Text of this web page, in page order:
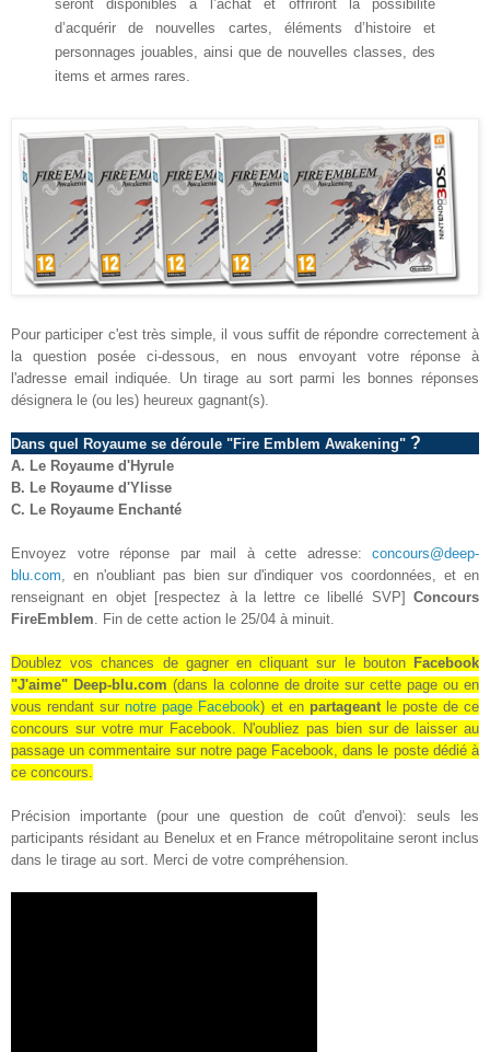
seront disponibles à l’achat et offriront la possibilité
d’acquérir de nouvelles cartes, éléments d’histoire et
personnages jouables, ainsi que de nouvelles classes, des
items et armes rares.
Pour participer c'est très simple, il vous suffit de répondre correctement à
la question posée ci-dessous, en nous envoyant votre réponse à
l'adresse email indiquée. Un tirage au sort parmi les bonnes réponses
désignera le (ou les) heureux gagnant(s).
Dans quel Royaume se déroule "Fire Emblem Awakening" ?
A. Le Royaume d'Hyrule
B. Le Royaume d'Ylisse
C. Le Royaume Enchanté
Envoyez votre réponse par mail à cette adresse: concours@deep-
blu.com, en n'oubliant pas bien sur d'indiquer vos coordonnées, et en
renseignant en objet [respectez à la lettre ce libellé SVP] Concours
FireEmblem. Fin de cette action le 25/04 à minuit.
Doublez vos chances de gagner en cliquant sur le bouton Facebook
"J'aime" Deep-blu.com (dans la colonne de droite sur cette page ou en
vous rendant surnotre page Facebook) et en partageantle poste de ce
concours sur votre mur Facebook. N'oubliez pas bien sur de laisser au
passage un commentaire sur notre page Facebook, dans le poste dédié à
ce concours.
Précision importante (pour une question de coût d'envoi): seuls les
participants résidant au Benelux et en France métropolitaine seront inclus
dans le tirage au sort. Merci de votre compréhension.